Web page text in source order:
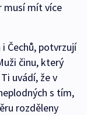
musí mít více
Čechů, potvrzují
činu, který
uvádí, že v
s tím,
rozděleny